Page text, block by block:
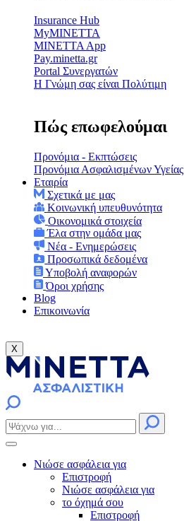
Insurance Hub
MyMINETTA
MINETTA App
Pay.minetta.gr
Portal Συνεργατών
Η Γνώμη σας είναι Πολύτιμη
Πώς επωφελούμαι
Προνόμια - Εκπτώσεις
Προνόμια Ασφαλισμένων Υγείας
Εταιρία
Σχετικά με μας
Κοινωνική υπευθυνότητα
Οικονομικά στοιχεία
Έλα στην ομάδα μας
Νέα - Ενημερώσεις
Προσωπικά δεδομένα
Υποβολή αναφορών
Όροι χρήσης
Blog
Επικοινωνία
X
Νιώσε ασφάλεια για
Επιστροφή
Νιώσε ασφάλεια για
το όχημά σου
Επιστροφή